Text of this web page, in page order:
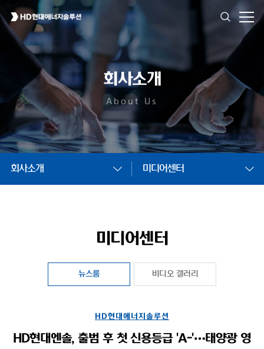
회사소개
About Us
회사소개 미디어센터
미디어센터
뉴스룸 비디오 갤러리
HD현대에너지솔루션
HD현대엔솔, 출범 후 첫 신용등급 'A-'…태양광 영